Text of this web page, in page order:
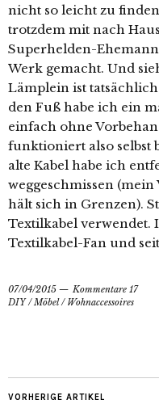
nicht so leicht zu
trotzdem mit nach
Superhelden-
Werk gemacht. Und
Lämplein ist
den Fuß habe ich ein
einfach ohne
funktioniert also selbst
alte Kabel habe ich
weggeschmissen
hält sich in Grenzen).
Textilkabel verwendet.
Textilkabel-Fan und
07/04/2015
Kommentare 17
DIY/Möbel/ Wohnaccessoires
VORHERIGE ARTIKEL